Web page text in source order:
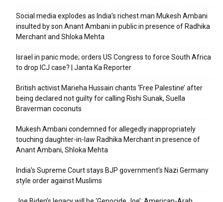
Social media explodes as India’s richest man Mukesh Ambani
insulted by son Anant Ambani in public in presence of Radhika
Merchant and Shloka Mehta
Israel in panic mode; orders US Congress to force South Africa
to drop ICJ case? | Janta Ka Reporter
British activist Marieha Hussain chants ‘Free Palestine’ after
being declared not guilty for calling Rishi Sunak, Suella
Braverman coconuts
Mukesh Ambani condemned for allegedly inappropriately
touching daughter-in-law Radhika Merchant in presence of
Anant Ambani, Shloka Mehta
India’s Supreme Court stays BJP government’s Nazi Germany
style order against Muslims